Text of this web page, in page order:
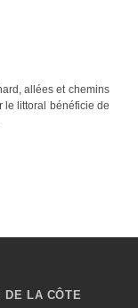
allées et chemins
le littoral bénéficie de
DE LA CÔTE